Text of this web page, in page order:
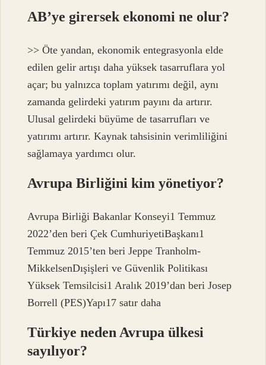
AB’ye girersek ekonomi ne olur?
>> Öte yandan, ekonomik entegrasyonla elde
edilen gelir artışı daha yüksek tasarruflara yol
açar; bu yalnızca toplam yatırımı değil, aynı
zamanda gelirdeki yatırım payını da artırır.
Ulusal gelirdeki büyüme de tasarrufları ve
yatırımı artırır. Kaynak tahsisinin verimliliğini
sağlamaya yardımcı olur.
Avrupa Birliğini kim yönetiyor?
Avrupa Birliği Bakanlar Konseyi1 Temmuz
2022’den beri Çek CumhuriyetiBaşkanı1
Temmuz 2015’ten beri Jeppe Tranholm-
MikkelsenDışişleri ve Güvenlik Politikası
Yüksek Temsilcisi1 Aralık 2019’dan beri Josep
Borrell (PES)Yapı17 satır daha
Türkiye neden Avrupa ülkesi
sayılıyor?